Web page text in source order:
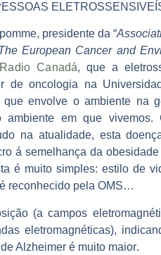
, presidente da “
European Cancer and
Canadá, que a
de oncologia na
que envolve o ambiente na
ambiente em que vivemos.
na atualidade, esta
á semelhança da
é muito simples: estilo de
reconhecido pela OMS…
(a campos
eletromagnéticas),
Alzheimer é muito maior.